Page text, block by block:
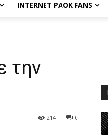
INTERNET PAOK FANS
την
0
214